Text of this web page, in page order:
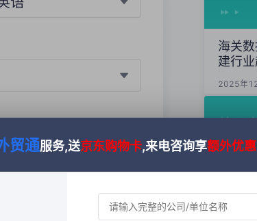
海关
建行
2025年
外
数据
贸通服务,送京东购物卡,来电咨询享额外优惠